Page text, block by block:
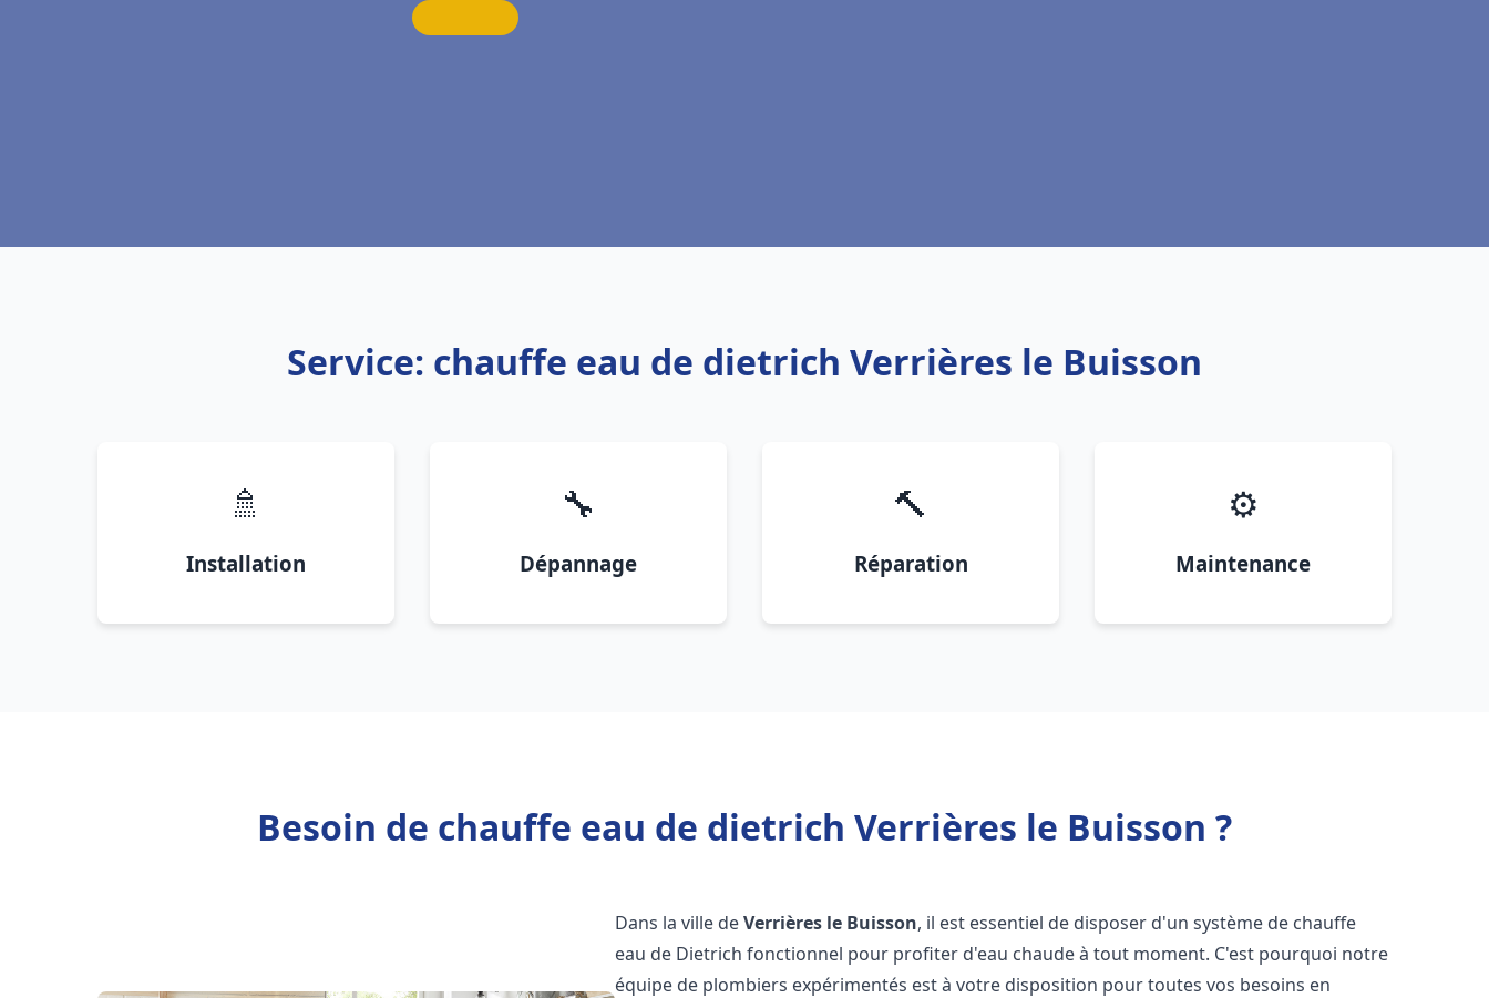
Service: chauffe eau de dietrich Verrières le Buisson
🚿
Installation
🔧
Dépannage
🔨
Réparation
⚙️
Maintenance
Besoin de chauffe eau de dietrich Verrières le Buisson ?
Dans la ville deVerrières le Buisson, il est essentiel de disposer d'un système de chauffe
eau de Dietrich fonctionnel pour profiter d'eau chaude à tout moment. C'est pourquoi notre
équipe de plombiers expérimentés est à votre disposition pour toutes vos besoins en